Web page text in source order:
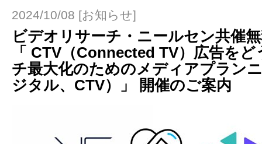
2024/10/08 [お知らせ]
ビデオリサーチ・ニールセン共催
「 CTV（Connected TV）広告を
チ最大化のためのメディアプラン
ジタル、CTV）」 開催のご案内